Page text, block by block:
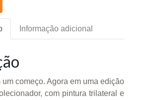
Informação adicional
um começo. Agora em uma edição
com pintura trilateral e